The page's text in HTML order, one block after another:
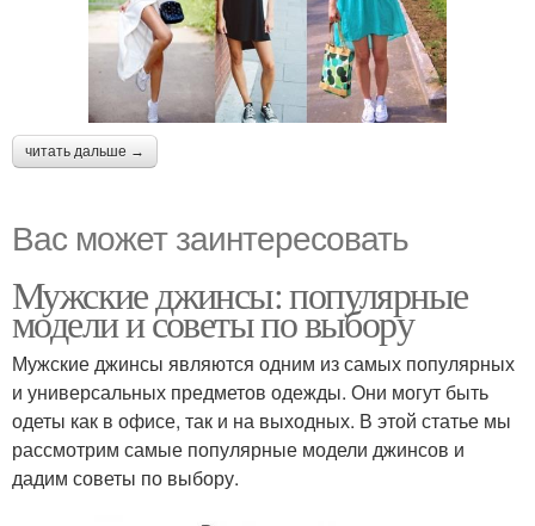
читать дальше →
Вас может заинтересовать
Мужские джинсы: популярные
модели и советы по выбору
Мужские джинсы являются одним из самых популярных
и универсальных предметов одежды. Они могут быть
одеты как в офисе, так и на выходных. В этой статье мы
рассмотрим самые популярные модели джинсов и
дадим советы по выбору.